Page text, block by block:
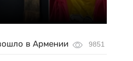
в Армении 9851